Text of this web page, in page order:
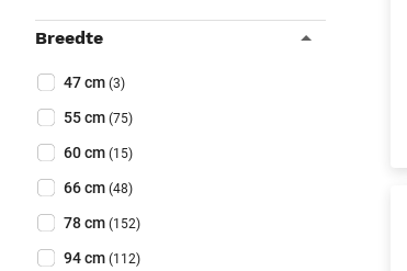
Breedte
Breedte (Optioneel)
47 cm (3)
55 cm (75)
60 cm (15)
66 cm (48)
78 cm (152)
94 cm (112)